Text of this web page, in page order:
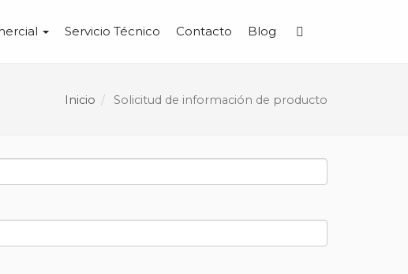
Servicio Técnico Contacto Blog
Inicio Solicitud de información de producto